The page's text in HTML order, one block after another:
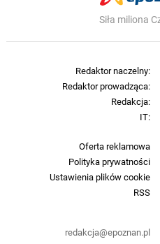
Siła miliona
Oferta reklamowa
Polityka prywatności
Ustawienia plików cookie
RSS
redakcja@epoznan.pl
Redaktor naczelny:
Redaktor prowadząca:
Redakcja:
IT: